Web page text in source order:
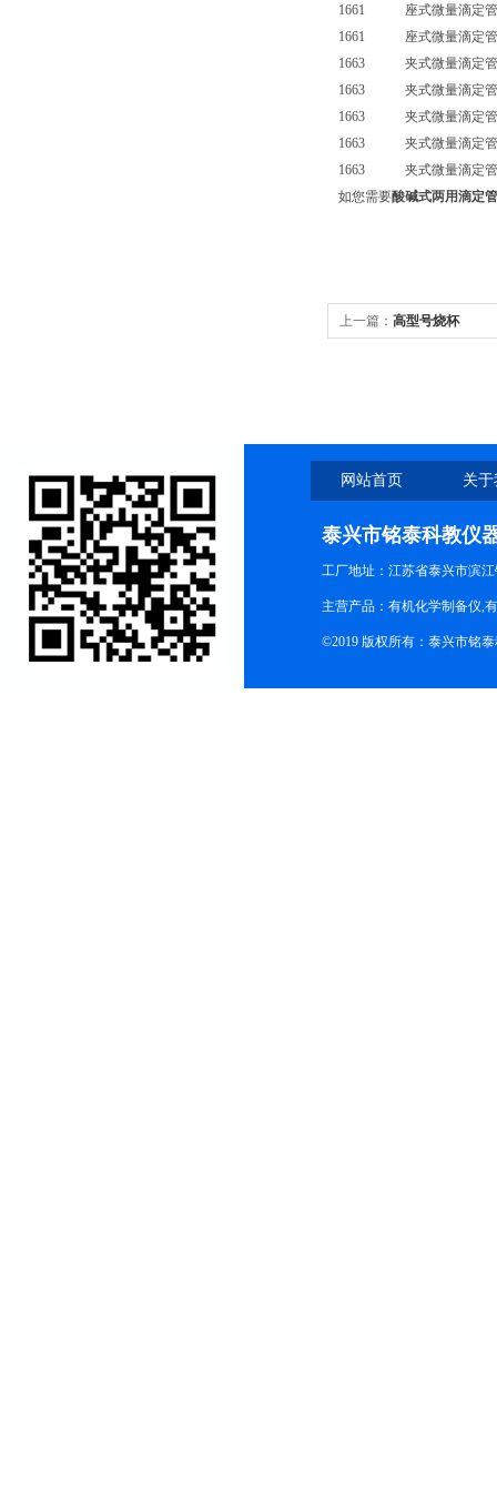
1661 座式微量滴定
1661 座式微量滴定
1663 夹式微量滴定
1663 夹式微量滴定
1663 夹式微量滴定
1663 夹式微量滴定
1663 夹式微量滴定
如您需要酸碱式两用滴定管
上一篇： 高型号烧杯
网站首页 关
泰兴市铭泰科教仪
工厂地址：江苏省泰兴市滨
主营产品：有机化学制备仪,
©2019 版权所有：泰兴市铭